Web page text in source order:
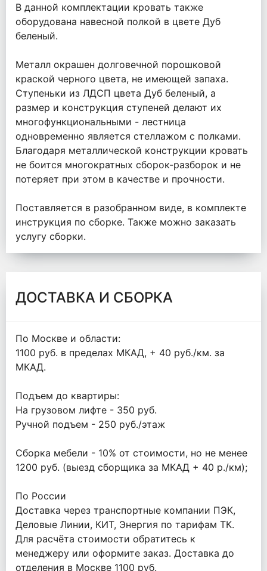
В данной комплектации кровать также
оборудована навесной полкой в цвете Дуб
беленый.
Металл окрашен долговечной порошковой
краской черного цвета, не имеющей запаха.
Ступеньки из ЛДСП цвета Дуб беленый, а
размер и конструкция ступеней делают их
многофункциональными - лестница
одновременно является стеллажом с полками.
Благодаря металлической конструкции кровать
не боится многократных сборок-разборок и не
потеряет при этом в качестве и прочности.
Поставляется в разобранном виде, в комплекте
инструкция по сборке. Также можно заказать
услугу сборки.
ДОСТАВКА И СБОРКА
По Москве и области:
1100 руб. в пределах МКАД, + 40 руб./км. за
МКАД.
Подъем до квартиры:
На грузовом лифте - 350 руб.
Ручной подъем - 250 руб./этаж
Сборка мебели - 10% от стоимости, но не менее
1200 руб. (выезд сборщика за МКАД + 40 р./км);
По России
Доставка через транспортные компании ПЭК,
Деловые Линии, КИТ, Энергия по тарифам ТК.
Для расчёта стоимости обратитесь к
менеджеру или оформите заказ. Доставка до
отделения в Москве 1100 руб.